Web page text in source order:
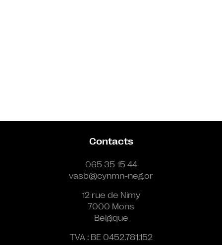
Contacts
065 35 15 44
vasb@cynmn-neg.or
12 rue de Nimy
7000 Mons
Belgique
TVA : BE 0452.781.152